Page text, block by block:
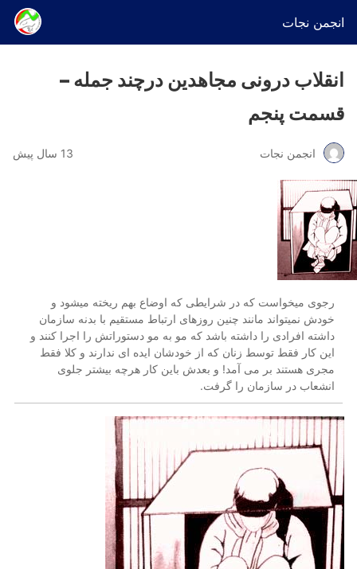
انجمن نجات
انقلاب درونی مجاهدین درچند جمله –
قسمت پنجم
انجمن نجات 13 سال پیش
رجوی میخواست که در شرایطی که اوضاع بهم ریخته میشود و
خودش نمیتواند مانند چنین روزهای ارتباط مستقیم با بدنه سازمان
داشته افرادی را داشته باشد که مو به مو دستوراتش را اجرا کنند و
این کار فقط توسط زنان که از خودشان ایده ای ندارند و کلا فقط
مجری هستند بر می آمد! و بعدش باین کار هرچه بیشتر جلوی
انشعاب در سازمان را گرفت.